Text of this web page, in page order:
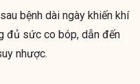
bệnh dài ngày khiến khí
đủ sức co bóp, dẫn đến
nhược.